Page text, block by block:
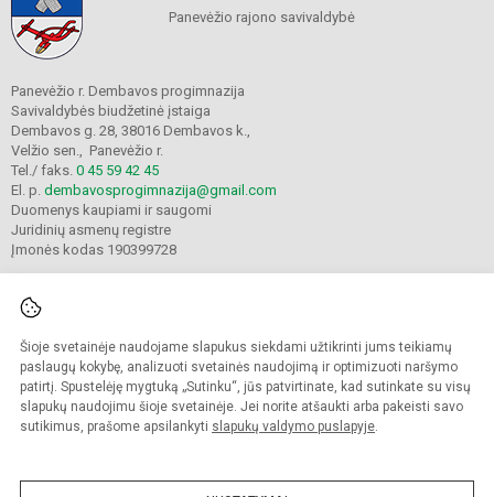
Šioje svetainėje naudojame slapukus siekdami užtikrinti jums teikiamų
paslaugų kokybę, analizuoti svetainės naudojimą ir optimizuoti naršymo
patirtį. Spustelėję mygtuką „Sutinku“, jūs patvirtinate, kad sutinkate su visų
slapukų naudojimu šioje svetainėje. Jei norite atšaukti arba pakeisti savo
sutikimus, prašome apsilankyti slapukų valdymo puslapyje.
Panevėžio rajono savivaldybė
Panevėžio r. Dembavos progimnazija
Savivaldybės biudžetinė įstaiga
Dembavos g. 28, 38016 Dembavos k.,
Velžio sen., Panevėžio r.
Tel./ faks. 0 45 59 42 45
El. p. dembavosprogimnazija@gmail.com
Duomenys kaupiami ir saugomi
Juridinių asmenų registre
Įmonės kodas 190399728
© 2021. Panevėžio r. Dembavos progimnazija. Visos teisės saugomos.
Kopijuoti turinį be raštiško progimnazijos sutikimo griežtai draudžiama.
Prieinamumo paraiška Slapukų valdymas
Sumanus būdas atnaujinti